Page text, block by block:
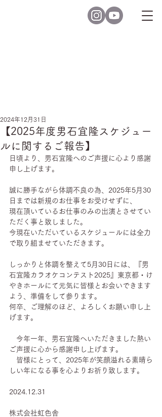
【2025年度男石宜隆スケジュー
ルに関するご報告】
2024年12月31日
日頃より、男石宜隆へのご声援に心より感謝
申し上げます。
誠に勝手ながら体調不良の為、2025年5月30
日までは新規のお仕事をお受けせずに、
現在頂いているお仕事のみの出演とさせてい
ただく事と致しました。
今現在いただいているスケジュールには全力
で取り組ませていただきます。
しっかりと体調を整えて5月30日には、『男
石宜隆カラオケコンテスト2025』東京都・け
やきホールにて元気に皆様とお会いできます
よう、準備をして参ります。
何卒、ご理解のほど、よろしくお願い申し上
げます。
今年一年、男石宜隆へいただきました熱い
ご声援に心から感謝申し上げます。
皆様にとって、2025年が笑顔溢れる素晴ら
しい年になる事を心よりお祈り致します。
2024.12.31
株式会社虹色舎